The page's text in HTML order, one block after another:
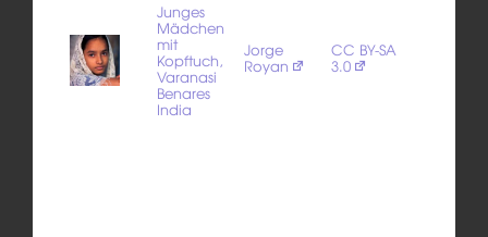
Junges
Mädchen
mit
Kopftuch,
Varanasi
Benares
India
Jorge
Royan
CC BY-SA
3.0